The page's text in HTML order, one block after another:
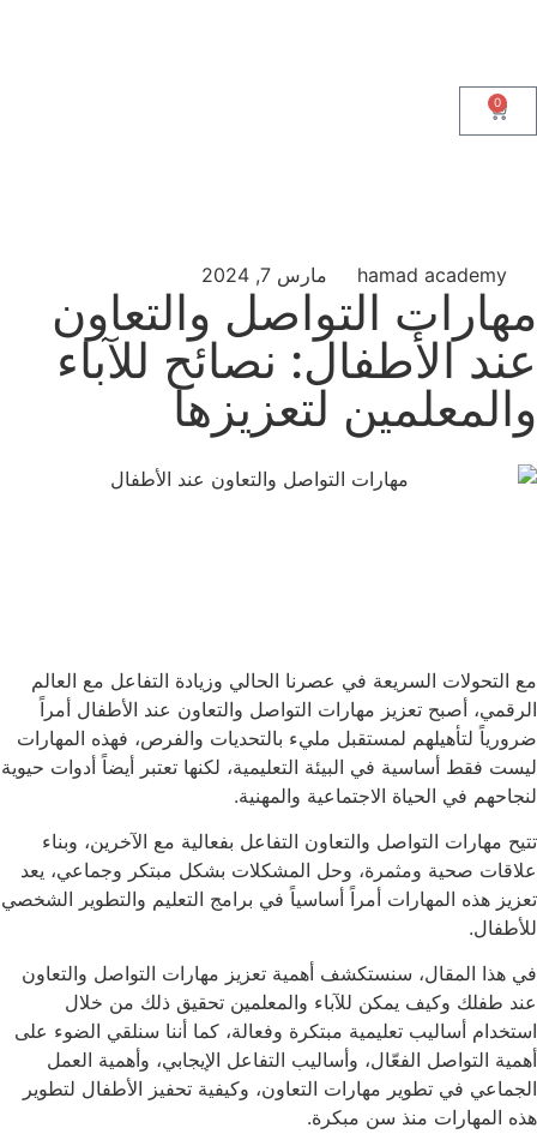
0
hamad academy مارس 7, 2024
مهارات التواصل والتعاون
عند الأطفال: نصائح للآباء
والمعلمين لتعزيزها
مع التحولات السريعة في عصرنا الحالي وزيادة التفاعل مع العالم
الرقمي، أصبح تعزيز مهارات التواصل والتعاون عند الأطفال أمراً
ضرورياً لتأهيلهم لمستقبل مليء بالتحديات والفرص، فهذه المهارات
ليست فقط أساسية في البيئة التعليمية، لكنها تعتبر أيضاً أدوات حيوية
لنجاحهم في الحياة الاجتماعية والمهنية.
تتيح مهارات التواصل والتعاون التفاعل بفعالية مع الآخرين، وبناء
علاقات صحية ومثمرة، وحل المشكلات بشكل مبتكر وجماعي، يعد
تعزيز هذه المهارات أمراً أساسياً في برامج التعليم والتطوير الشخصي
للأطفال.
في هذا المقال، سنستكشف أهمية تعزيز مهارات التواصل والتعاون
عند طفلك وكيف يمكن للآباء والمعلمين تحقيق ذلك من خلال
استخدام أساليب تعليمية مبتكرة وفعالة، كما أننا سنلقي الضوء على
أهمية التواصل الفعّال، وأساليب التفاعل الإيجابي، وأهمية العمل
الجماعي في تطوير مهارات التعاون، وكيفية تحفيز الأطفال لتطوير
هذه المهارات منذ سن مبكرة.